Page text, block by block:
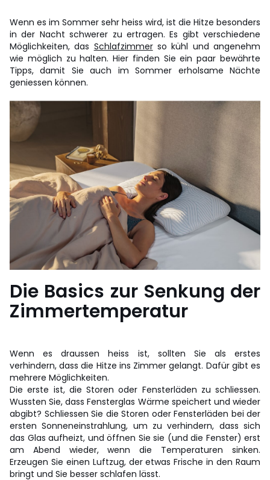
Wenn es im Sommer sehr heiss wird, ist die Hitze besonders
in der Nacht schwerer zu ertragen. Es gibt verschiedene
Möglichkeiten, das Schlafzimmerso kühl und angenehm
wie möglich zu halten. Hier finden Sie ein paar bewährte
Tipps, damit Sie auch im Sommer erholsame Nächte
geniessen können.
Die Basics zur Senkung der
Zimmertemperatur
Wenn es draussen heiss ist, sollten Sie als erstes
verhindern, dass die Hitze ins Zimmer gelangt. Dafür gibt es
mehrere Möglichkeiten.
Die erste ist, die Storen oder Fensterläden zu schliessen.
Wussten Sie, dass Fensterglas Wärme speichert und wieder
abgibt? Schliessen Sie die Storen oder Fensterläden bei der
ersten Sonneneinstrahlung, um zu verhindern, dass sich
das Glas aufheizt, und öffnen Sie sie (und die Fenster) erst
am Abend wieder, wenn die Temperaturen sinken.
Erzeugen Sie einen Luftzug, der etwas Frische in den Raum
bringt und Sie besser schlafen lässt.